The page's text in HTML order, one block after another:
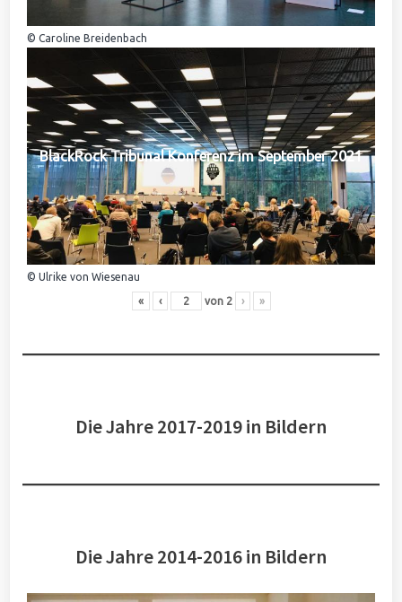
© Caroline Breidenbach
BlackRock Tribunal Konferenz im September 2021
© Ulrike von Wiesenau
« ‹ von 2 › »
Die Jahre 2017-2019 in Bildern
Die Jahre 2014-2016 in Bildern